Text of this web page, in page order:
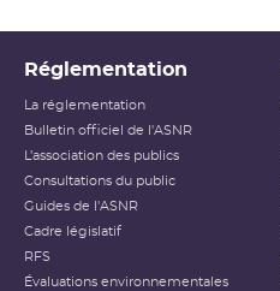
Réglementation
La réglementation
Bulletin officiel de l'ASNR
L’association des publics
Consultations du public
Guides de l'ASNR
Cadre législatif
RFS
Évaluations environnementales